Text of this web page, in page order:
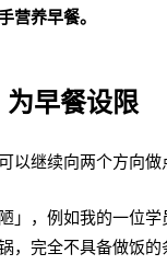
营养早餐。
早餐设限
以继续向两个方向做
」，例如我的一位
，完全不具备做饭的